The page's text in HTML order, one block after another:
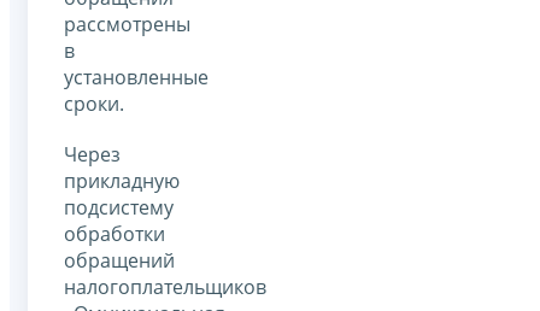
рассмотрены
в
установленные
сроки.
Через
прикладную
подсистему
обработки
обращений
налогоплательщиков